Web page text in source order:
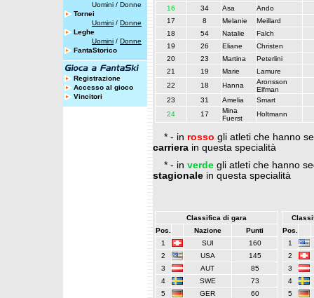
Uomini / Donne
Tornei
Uomini / Donne
Leghe
Uomini / Donne
FantaStorico
Registrazione
Accesso al gioco
Vincitori
16
34 Asa
Ando
17
8 Melanie
Meillard
18
54 Natalie
Falch
19
26 Eliane
Christen
20
23 Martina
Peterlini
21
19 Marie
Lamure
22
18 Hanna
Aronsson
Elfman
23
31 Amelia
Smart
24
17
Mina
Fuerst
Holtmann
* - in rosso gli atleti che hanno
carriera in questa specialità
* - in verde gli atleti che hanno
stagionale in questa specialità
Classifica di gara
Pos.
Nazione
Punti
1
SUI
160
2
USA
145
3
AUT
85
4
SWE
73
5
GER
60
Pos.
1
2
3
4
5